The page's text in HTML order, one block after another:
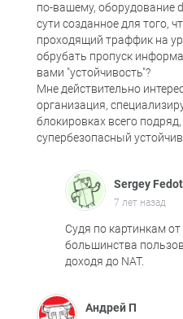
по-вашему, оборудование
сути созданное для того,
проходящий траффик на
обрубать пропуск
вами "устойчивость"?
Мне действительно
организация,
блокировках всего
супербезопасный
Sergey
7 лет назад
Судя по картинкам
большинства
доходя до NAT.
Андрей П